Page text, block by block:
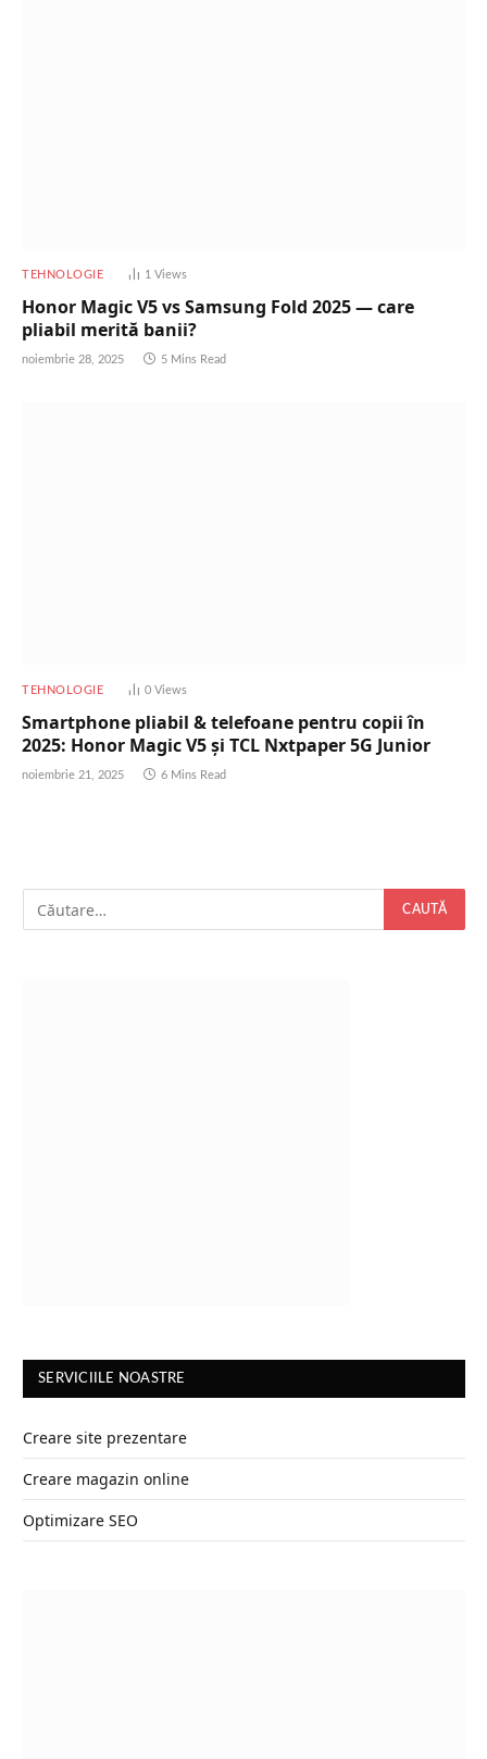
TEHNOLOGIE 1 Views
Honor Magic V5 vs Samsung Fold 2025 — care
pliabil merită banii?
noiembrie 28, 2025 5 Mins Read
TEHNOLOGIE 0 Views
Smartphone pliabil & telefoane pentru copii în
2025: Honor Magic V5 și TCL Nxtpaper 5G Junior
noiembrie 21, 2025 6 Mins Read
SERVICIILE NOASTRE
Creare site prezentare
Creare magazin online
Optimizare SEO